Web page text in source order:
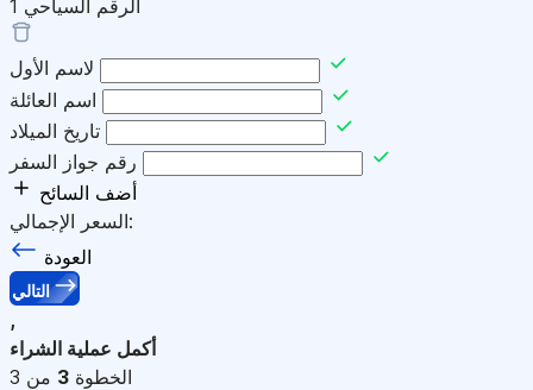
الرقم السياحي 1
لاسم الأول
اسم العائلة
تاريخ الميلاد
رقم جواز السفر
أضف السائح
السعر الإجمالي:
العودة
التالي
,
أكمل عملية الشراء
الخطوة 3 من 3